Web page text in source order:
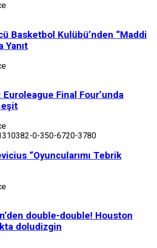
Basketbol Kulübü’nden “Maddi
Yanıt
Euroleague Final Four’unda
eşit
“Oyuncularımı Tebrik
double-double! Houston
doludizgin